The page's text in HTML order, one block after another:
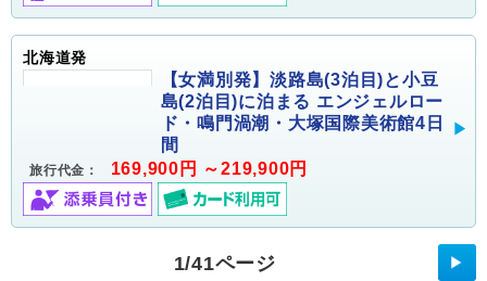
北海道発
【女満別発】淡路島(3泊目)と小豆
島(2泊目)に泊まる エンジェルロー
ド・鳴門渦潮・大塚国際美術館4日
間
旅行代金： 169,900円 ～219,900円
1/41ページ ▶